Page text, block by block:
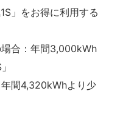
」をお得に利用する
合：年間3,000kWh
」
間4,320kWhより少